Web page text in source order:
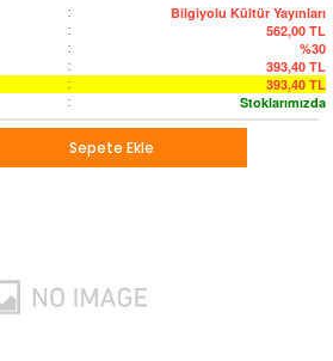
: Bilgiyolu Kültür Yayınları
: 562,00 TL
: %30
: 393,40 TL
: 393,40 TL
: Stoklarımızda
Sepete Ekle